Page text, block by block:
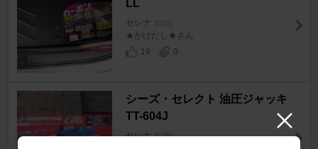
LL
セレナ [C25]
★かけだし★さん
19
0
シーズ・セレクト 油圧ジャッキ
TT-604J
セレナ [C25]